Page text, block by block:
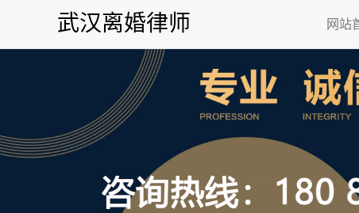
武汉离婚律师 网站